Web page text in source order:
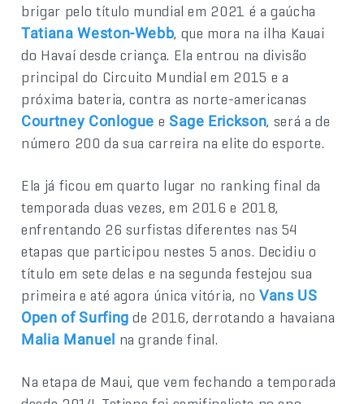
brigar pelo título mundial em 2021 é a gaúcha
Tatiana Weston-Webb, que mora na ilha Kauai
do Havaí desde criança. Ela entrou na divisão
principal do Circuito Mundial em 2015 e a
próxima bateria, contra as norte-americanas
Courtney Conlogue eSage Erickson, será a de
número 200 da sua carreira na elite do esporte.
Ela já ficou em quarto lugar no ranking final da
temporada duas vezes, em 2016 e 2018,
enfrentando 26 surfistas diferentes nas 54
etapas que participou nestes 5 anos. Decidiu o
título em sete delas e na segunda festejou sua
primeira e até agora única vitória, noVans US
Open of Surfing de 2016, derrotando a havaiana
Malia Manuel na grande final.
Na etapa de Maui, que vem fechando a temporada